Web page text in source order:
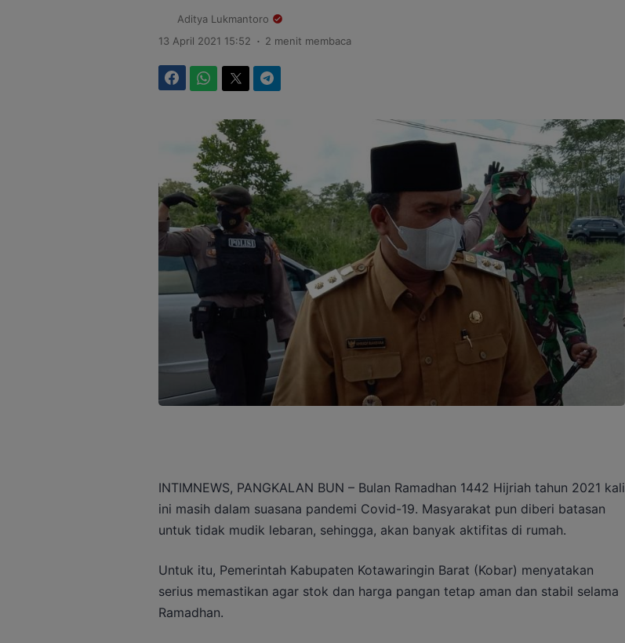
Aditya Lukmantoro
13 April 2021 15:52 . 2 menit membaca
INTIMNEWS, PANGKALAN BUN – Bulan Ramadhan 1442 Hijriah tahun 2021 kali
ini masih dalam suasana pandemi Covid-19. Masyarakat pun diberi batasan
untuk tidak mudik lebaran, sehingga, akan banyak aktifitas di rumah.
Untuk itu, Pemerintah Kabupaten Kotawaringin Barat (Kobar) menyatakan
serius memastikan agar stok dan harga pangan tetap aman dan stabil selama
Ramadhan.